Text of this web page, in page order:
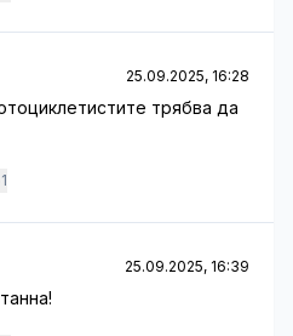
25.09.2025, 16:28
трябва да
1
25.09.2025, 16:39